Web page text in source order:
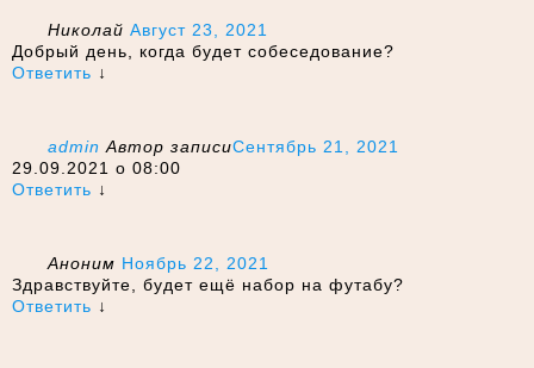
Николай Август 23, 2021
Добрый день, когда будет собеседование?
Ответить ↓
admin Автор записиСентябрь 21, 2021
29.09.2021 о 08:00
Ответить ↓
Аноним Ноябрь 22, 2021
Здравствуйте, будет ещё набор на футабу?
Ответить ↓